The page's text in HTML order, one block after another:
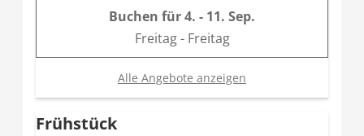
Buchen für4. - 11. Sep.
Freitag - Freitag
Alle Angebote anzeigen
Frühstück